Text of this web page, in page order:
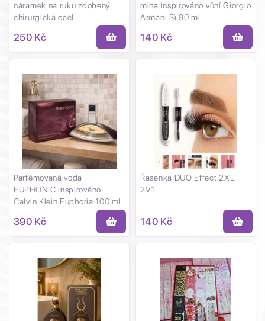
náramek na ruku zdobený
chirurgická ocel
250 Kč
mlha inspirováno vůní Giorgio
Armani Sì 90 ml
140 Kč
Parfémovaná voda
EUPHONIC inspirováno
Calvin Klein Euphoria 100 ml
390 Kč
Řasenka DUO Effect 2XL
2V1
140 Kč